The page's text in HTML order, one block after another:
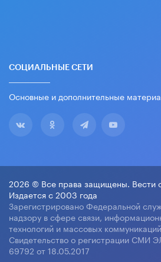
СОЦИАЛЬНЫЕ СЕТИ
Основные и дополнительные
2026 © Все права защищены. Вести
Издается с 2003 года
Зарегистрировано Федеральной
надзору в сфере связи,
технологий и массовых
Свидетельство о регистрации СМИ
69792 от 18.05.2017